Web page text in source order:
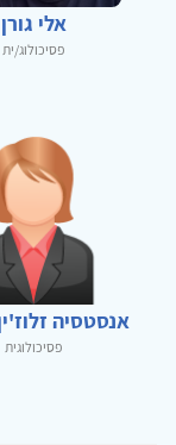
אלי גורן
פסיכולוג/ית
אנסטסיה
פסיכולוגית